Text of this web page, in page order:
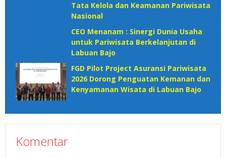
Tata Kelola dan Keamanan Pariwisata
Nasional‎
CEO Menanam : Sinergi Dunia Usaha
untuk Pariwisata Berkelanjutan di
Labuan Bajo
FGD Pilot Project Asuransi Pariwisata
2026 Dorong Penguatan Kemanan dan
Kenyamanan Wisata di Labuan Bajo
Komentar